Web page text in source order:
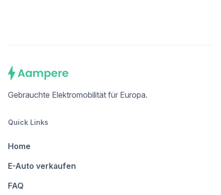
Gebrauchte Elektromobilität für Europa.
Quick Links
Home
E-Auto verkaufen
FAQ